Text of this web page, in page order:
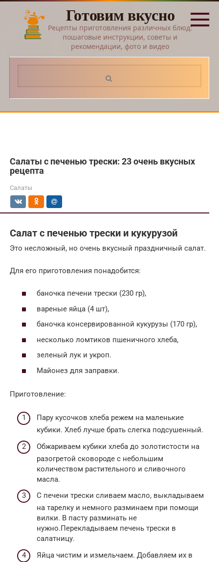
Перейти
контенту
Готовим вкусно
Рецепты приготовления различных блюд:
пошаговые инструкции, советы и
рекомендации, фото и видео
Салаты с печенью трески: 23 очень вкусных
рецепта
Салаты
Салат с печенью трески и кукурузой
Это несложный, но очень вкусный праздничный салат.
Для его приготовления понадобится:
баночка печени трески (230 гр),
вареные яйца (4 шт),
баночка консервированной кукурузы (170 гр),
несколько ломтиков пшеничного хлеба,
зеленый лук и укроп.
Майонез для заправки.
Приготовление:
Пару кусочков хлеба режем на маленькие
кубики. Хлеб лучше брать слегка подсушенный.
Обжариваем кубики хлеба до золотистости на
разогретой сковороде с небольшим
количеством растительного и сливочного
масла.
С печени трески сливаем масло, выкладываем
на тарелку и немного разминаем при помощи
вилки. В пасту разминать не
нужно.Перекладываем печень трески в
салатницу.
Яйца чистим и измельчаем. Добавляем их в